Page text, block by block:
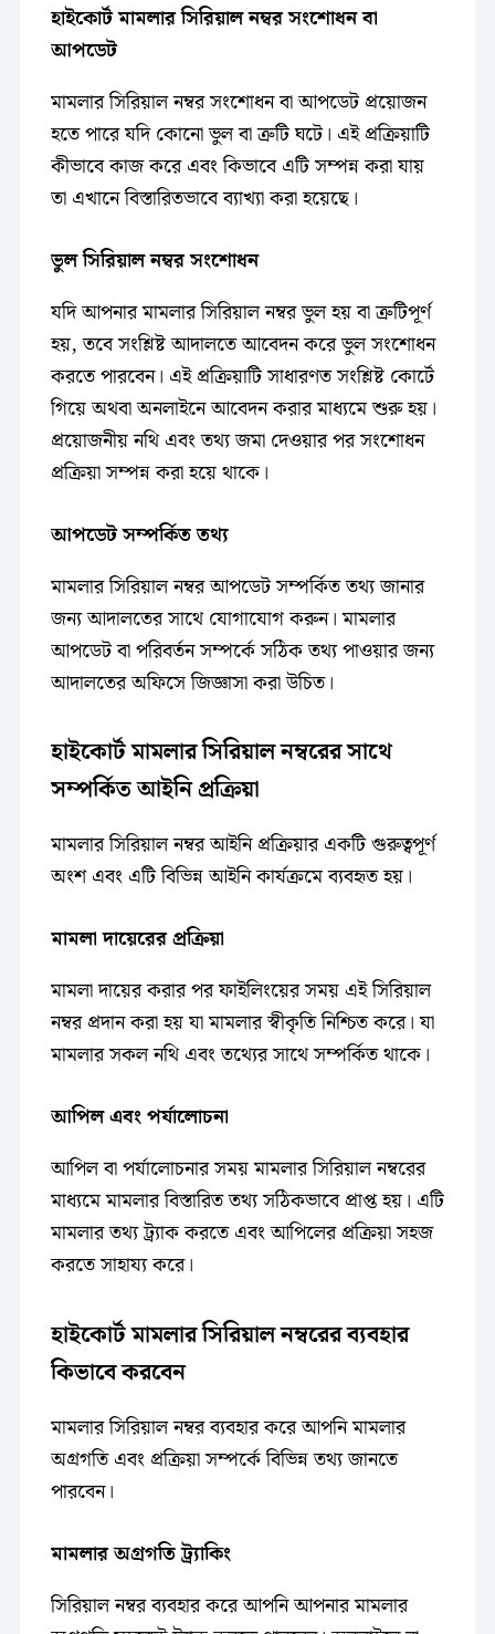
হাইকোর্ট মামলার সিরিয়াল নম্বর সংশোধন বা
আপডেট
মামলার সিরিয়াল নম্বর সংশোধন বা আপডেট প্রয়োজন
হতে পারে যদি কোনো ভুল বা ত্রুটি ঘটে। এই প্রক্রিয়াটি
কীভাবে কাজ করে এবং কিভাবে এটি সম্পন্ন করা যায়
তা এখানে বিস্তারিতভাবে ব্যাখ্যা করা হয়েছে।
ভুল সিরিয়াল নম্বর সংশোধন
যদি আপনার মামলার সিরিয়াল নম্বর ভুল হয় বা ত্রুটিপূর্ণ
হয়, তবে সংশ্লিষ্ট আদালতে আবেদন করে ভুল সংশোধন
করতে পারবেন। এই প্রক্রিয়াটি সাধারণত সংশ্লিষ্ট কোর্টে
গিয়ে অথবা অনলাইনে আবেদন করার মাধ্যমে শুরু হয়।
প্রয়োজনীয় নথি এবং তথ্য জমা দেওয়ার পর সংশোধন
প্রক্রিয়া সম্পন্ন করা হয়ে থাকে।
আপডেট সম্পর্কিত তথ্য
মামলার সিরিয়াল নম্বর আপডেট সম্পর্কিত তথ্য জানার
জন্য আদালতের সাথে যোগাযোগ করুন। মামলার
আপডেট বা পরিবর্তন সম্পর্কে সঠিক তথ্য পাওয়ার জন্য
আদালতের অফিসে জিজ্ঞাসা করা উচিত।
হাইকোর্ট মামলার সিরিয়াল নম্বরের সাথে
সম্পর্কিত আইনি প্রক্রিয়া
মামলার সিরিয়াল নম্বর আইনি প্রক্রিয়ার একটি গুরুত্বপূর্ণ
অংশ এবং এটি বিভিন্ন আইনি কার্যক্রমে ব্যবহৃত হয়।
মামলা দায়েরের প্রক্রিয়া
মামলা দায়ের করার পর ফাইলিংয়ের সময় এই সিরিয়াল
নম্বর প্রদান করা হয় যা মামলার স্বীকৃতি নিশ্চিত করে। যা
মামলার সকল নথি এবং তথ্যের সাথে সম্পর্কিত থাকে।
আপিল এবং পর্যালোচনা
আপিল বা পর্যালোচনার সময় মামলার সিরিয়াল নম্বরের
মাধ্যমে মামলার বিস্তারিত তথ্য সঠিকভাবে প্রাপ্ত হয়। এটি
মামলার তথ্য ট্র্যাক করতে এবং আপিলের প্রক্রিয়া সহজ
করতে সাহায্য করে।
হাইকোর্ট মামলার সিরিয়াল নম্বরের ব্যবহার
কিভাবে করবেন
মামলার সিরিয়াল নম্বর ব্যবহার করে আপনি মামলার
অগ্রগতি এবং প্রক্রিয়া সম্পর্কে বিভিন্ন তথ্য জানতে
পারবেন।
মামলার অগ্রগতি ট্র্যাকিং
সিরিয়াল নম্বর ব্যবহার করে আপনি আপনার মামলার